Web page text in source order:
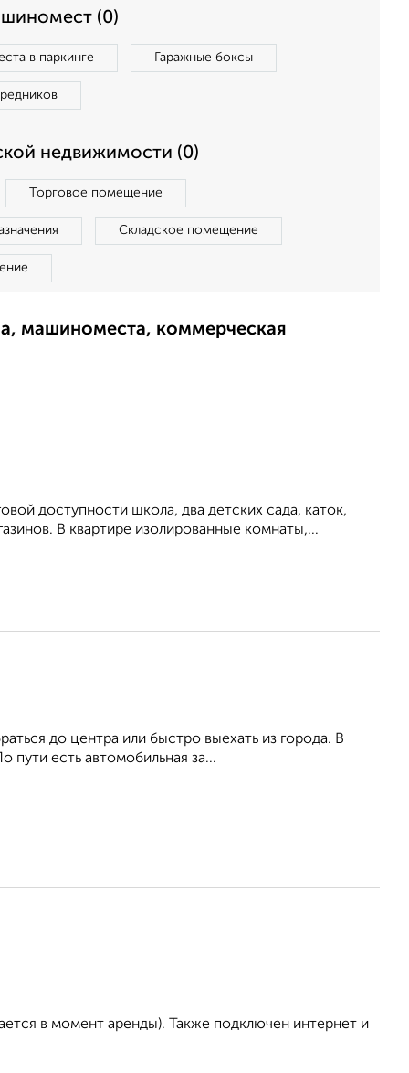
(0)
в паркинге Гаражные боксы
недвижимости (0)
Торговое помещение
Складское помещение
машиноместа, коммерческая
доступности школа, два детских сада, каток,
В квартире изолированные комнаты,...
до центра или быстро выехать из города. В
пути есть автомобильная за...
в момент аренды). Также подключен интернет и